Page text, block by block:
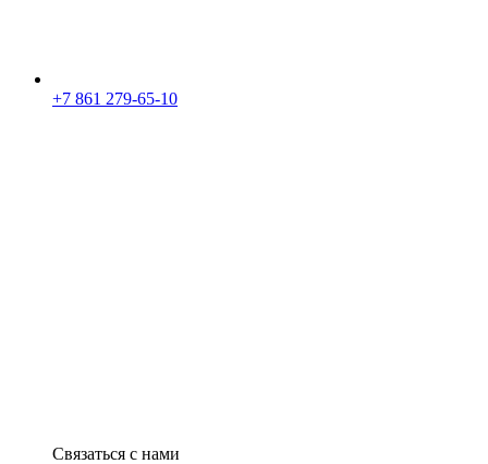
+7 861 279-65-10
Связаться с нами